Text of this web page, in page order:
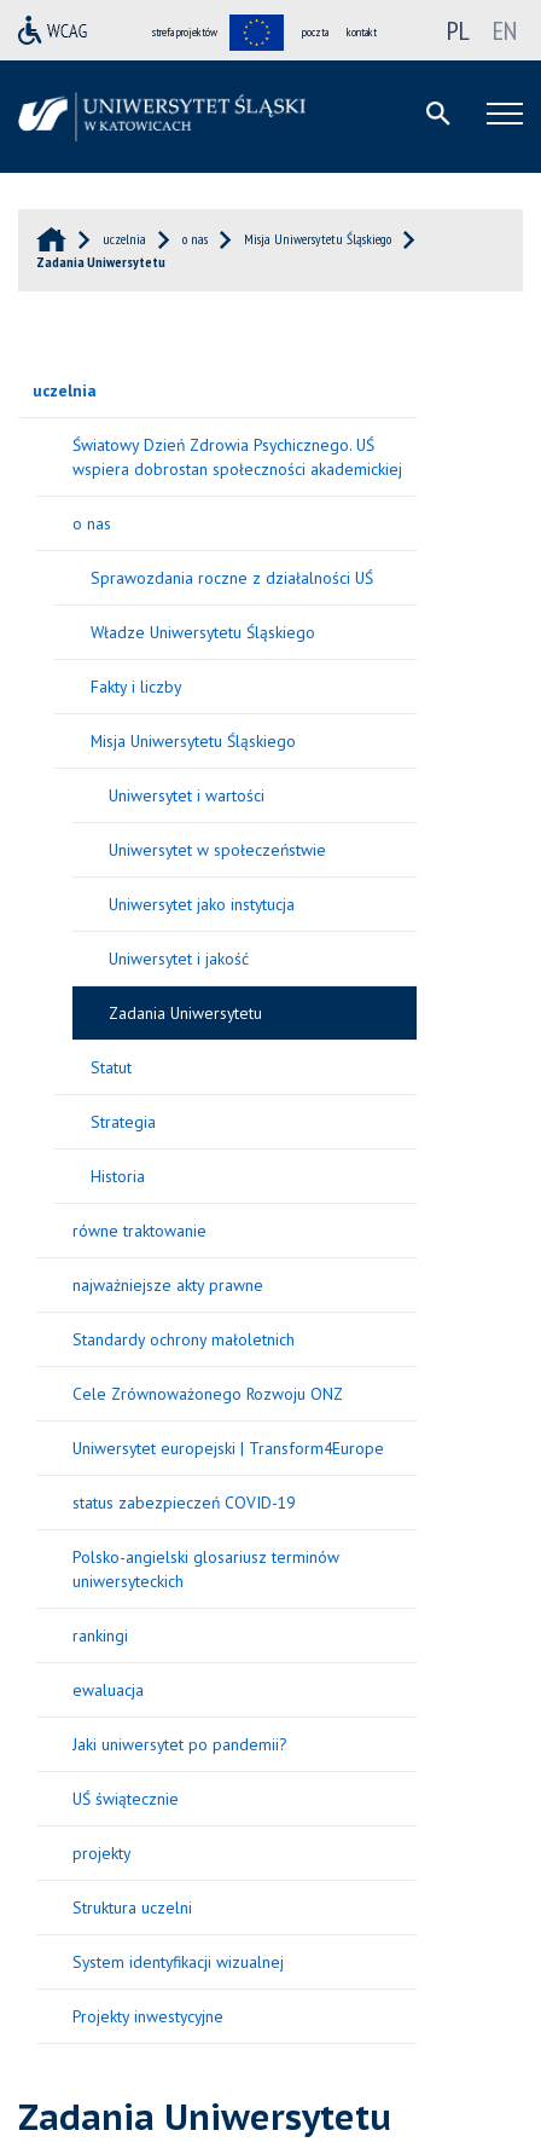
strefa projektów poczta kontakt PL EN
uczelnia o nas
Misja Uniwersytetu Śląskiego
Zadania Uniwersytetu
Zadania Uniwersytetu
uczelnia
Światowy Dzień Zdrowia Psychicznego. UŚ
wspiera dobrostan społeczności akademickiej
o nas
Sprawozdania roczne z działalności UŚ
Władze Uniwersytetu Śląskiego
Fakty i liczby
Misja Uniwersytetu Śląskiego
Uniwersytet i wartości
Uniwersytet w społeczeństwie
Uniwersytet jako instytucja
Uniwersytet i jakość
Zadania Uniwersytetu
Statut
Strategia
Historia
równe traktowanie
najważniejsze akty prawne
Standardy ochrony małoletnich
Cele Zrównoważonego Rozwoju ONZ
Uniwersytet europejski | Transform4Europe
status zabezpieczeń COVID-19
Polsko-angielski glosariusz terminów
uniwersyteckich
rankingi
ewaluacja
Jaki uniwersytet po pandemii?
UŚ świątecznie
projekty
Struktura uczelni
System identyfikacji wizualnej
Projekty inwestycyjne